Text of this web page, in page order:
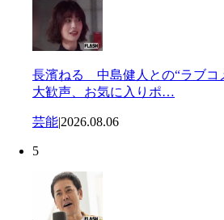
長濱ねる 中島健人との“ラブコ
大歓声、お気に入りポ…
芸能|2026.08.06
5